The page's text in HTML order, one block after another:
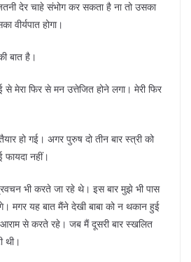
देर चाहे संभोग कर सकता है ना तो उसका
वीर्यपात होगा।
बात है।
से मेरा फिर से मन उत्तेजित होने लगा। मेरी फिर
हो गई। अगर पुरुष दो तीन बार स्त्री को
नहीं।
भी करते जा रहे थे। इस बार मुझे भी पास
मगर यह बात मैंने देखी बाबा को न थकान हुई
से करते रहे। जब मैं दूसरी बार स्खलित
थी।